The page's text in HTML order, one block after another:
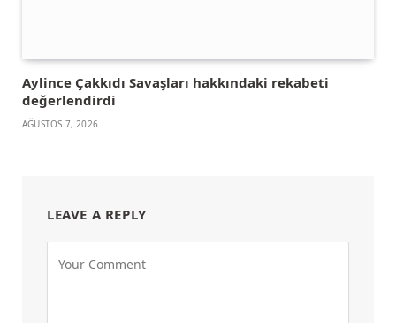
Aylince Çakkıdı Savaşları hakkındaki rekabeti
değerlendirdi
AĞUSTOS 7, 2026
LEAVE A REPLY